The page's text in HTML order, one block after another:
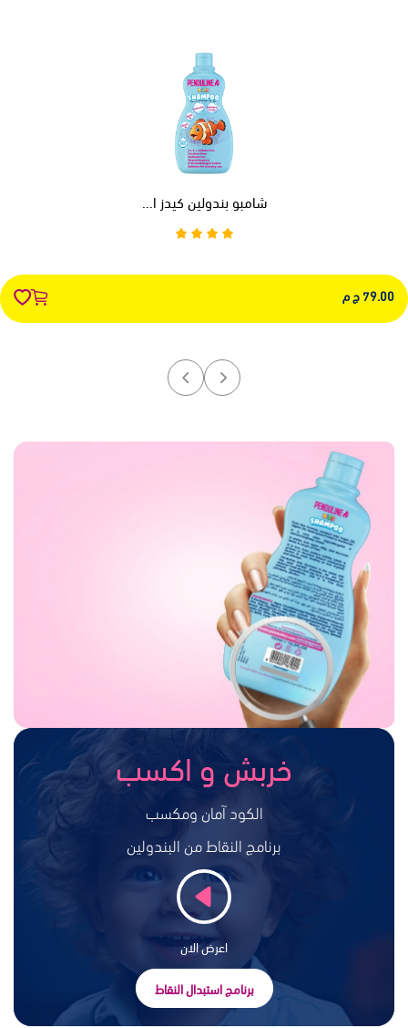
شامبو بندولين كيدز ا...
79.00 ج م
خربش و اكسب
الكود آمان ومكسب
برنامج النقاط من البندولين
اعرض الان
برنامج استبدال النقاط